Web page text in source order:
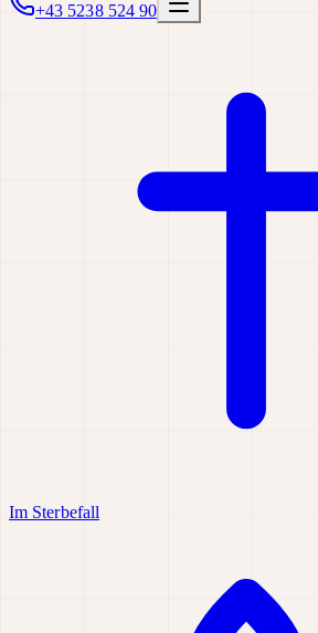
+43 5238 524 90
Im Sterbefall